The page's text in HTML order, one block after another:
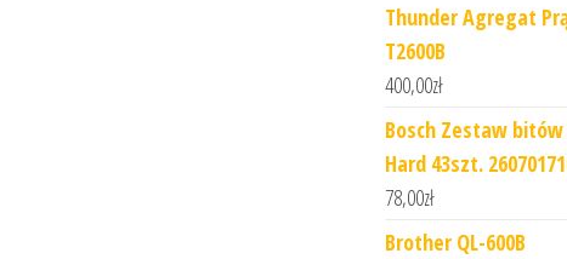
Thunder Agregat
T2600B
400,00zł
Bosch Zestaw
Hard 43szt.
78,00zł
Brother QL-600B